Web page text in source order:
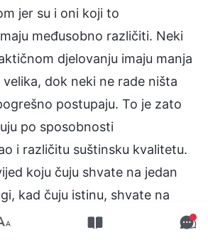
jer su i oni koji to
međusobno različiti. Neki
djelovanju imaju manja
dok neki ne rade ništa
postupaju. To je zato
po sposobnosti
i različitu suštinsku kvalitetu.
koju čuju shvate na jedan
kad čuju istinu, shvate na
način. Neki ljudi imaju blago